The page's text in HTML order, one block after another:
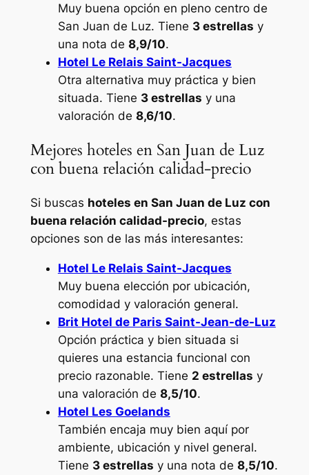
Muy buena opción en pleno centro de
San Juan de Luz. Tiene 3 estrellas y
una nota de 8,9/10.
Hotel Le Relais Saint-Jacques
Otra alternativa muy práctica y bien
situada. Tiene 3 estrellas y una
valoración de 8,6/10.
Mejores hoteles en San Juan de Luz
con buena relación calidad-precio
Si buscas hoteles en San Juan de Luz con
buena relación calidad-precio, estas
opciones son de las más interesantes:
Hotel Le Relais Saint-Jacques
Muy buena elección por ubicación,
comodidad y valoración general.
Brit Hotel de Paris Saint-Jean-de-Luz
Opción práctica y bien situada si
quieres una estancia funcional con
precio razonable. Tiene 2 estrellas y
una valoración de 8,5/10.
Hotel Les Goelands
También encaja muy bien aquí por
ambiente, ubicación y nivel general.
Tiene 3 estrellas y una nota de 8,5/10.